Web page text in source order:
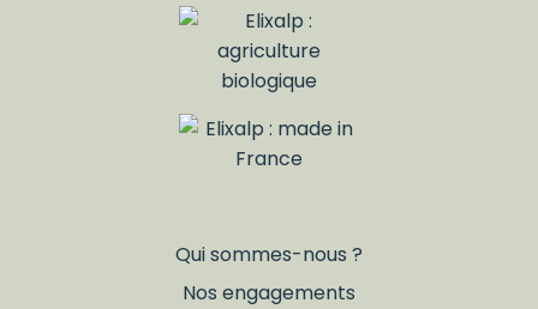
Qui sommes-nous ?
Nos engagements